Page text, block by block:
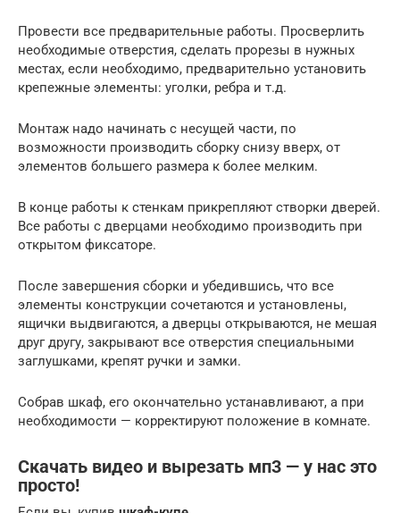
Провести все предварительные работы. Просверлить
необходимые отверстия, сделать прорезы в нужных
местах, если необходимо, предварительно установить
крепежные элементы: уголки, ребра и т.д.
Монтаж надо начинать с несущей части, по
возможности производить сборку снизу вверх, от
элементов большего размера к более мелким.
В конце работы к стенкам прикрепляют створки дверей.
Все работы с дверцами необходимо производить при
открытом фиксаторе.
После завершения сборки и убедившись, что все
элементы конструкции сочетаются и установлены,
ящички выдвигаются, а дверцы открываются, не мешая
друг другу, закрывают все отверстия специальными
заглушками, крепят ручки и замки.
Собрав шкаф, его окончательно устанавливают, а при
необходимости — корректируют положение в комнате.
Скачать видео и вырезать мп3 — у нас это
просто!